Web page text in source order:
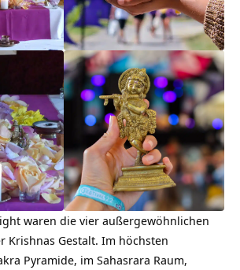
waren die vier außergewöhnlichen
Krishnas Gestalt. Im höchsten
Pyramide, im Sahasrara Raum,